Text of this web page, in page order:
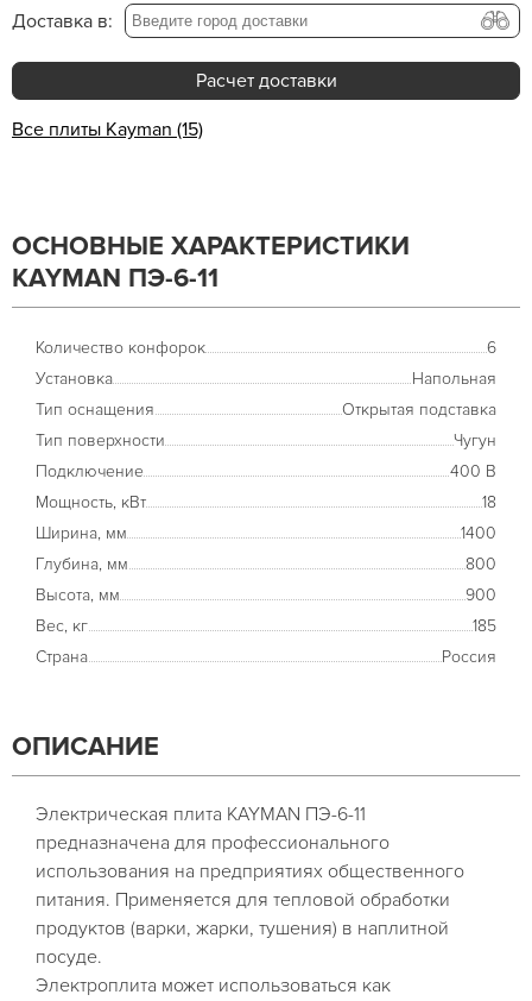
Доставка в:
Расчет доставки
Все плиты Kayman (15)
ОСНОВНЫЕ ХАРАКТЕРИСТИКИ
KAYMAN ПЭ-6-11
Количество конфорок
6
Установка
Напольная
Тип оснащения
Открытая подставка
Тип поверхности
Чугун
Подключение
400 В
Мощность, кВт
18
Ширина, мм
1400
Глубина, мм
800
Высота, мм
900
Вес, кг
185
Страна
Россия
ОПИСАНИЕ
Электрическая плита KAYMAN ПЭ-6-11
предназначена для профессионального
использования на предприятиях общественного
питания. Применяется для тепловой обработки
продуктов (варки, жарки, тушения) в наплитной
посуде.
Электроплита может использоваться как